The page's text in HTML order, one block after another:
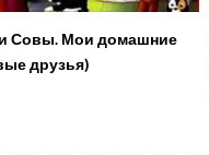
Совы. Мои домашние
друзья)